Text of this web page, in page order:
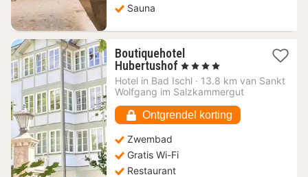
Sauna
Boutiquehotel
Hubertushof 1
nacht
vanaf
€
, 4 Sterren
Hotel in Bad Ischl · 13.8 km van Sankt
Wolfgang im Salzkammergut
Ontgrendel korting
Zwembad
Gratis Wi-Fi
Restaurant